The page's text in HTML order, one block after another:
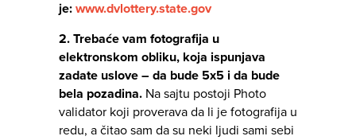
je: www.dvlottery.state.gov
2. Trebaće vam fotografija u
elektronskom obliku, koja ispunjava
zadate uslove – da bude 5x5 i da bude
bela pozadina. Na sajtu postoji Photo
validator koji proverava da li je fotografija u
redu, a čitao sam da su neki ljudi sami sebi